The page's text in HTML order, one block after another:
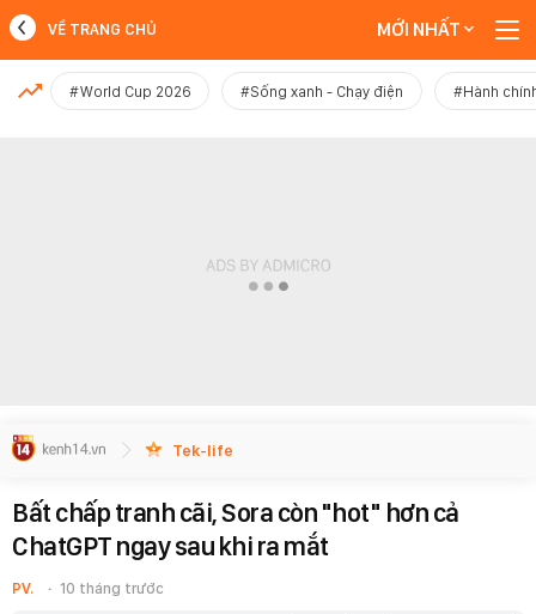
MỚI NHẤT
VỀ TRANG CHỦ MỚI NHẤT
#World Cup 2026 #Sống xanh - Chạy điện #Hành
Tek-life
Bất chấp tranh cãi, Sora còn "hot" hơn cả
ChatGPT ngay sau khi ra mắt
PV. 10 tháng trước